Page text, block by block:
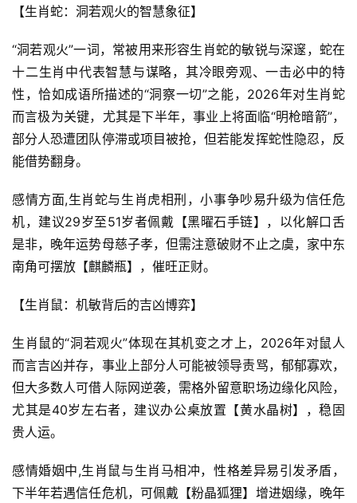
【生肖蛇：洞若观火的智慧象征】
“洞若观火”一词，常被用来形容生肖蛇的敏锐与深邃，蛇在
十二生肖中代表智慧与谋略，其冷眼旁观、一击必中的特
性，恰如成语所描述的“洞察一切”之能，2026年对生肖蛇
而言极为关键，尤其是下半年，事业上将面临“明枪暗箭”，
部分人恐遭团队停滞或项目被抢，但若能发挥蛇性隐忍，反
能借势翻身。
感情方面,生肖蛇与生肖虎相刑，小事争吵易升级为信任危
机，建议29岁至51岁者佩戴【黑曜石手链】，以化解口舌
是非，晚年运势母慈子孝，但需注意破财不止之虞，家中东
南角可摆放【麒麟瓶】，催旺正财。
【生肖鼠：机敏背后的吉凶博弈】
生肖鼠的“洞若观火”体现在其机变之才上，2026年对鼠人
而言吉凶并存，事业上部分人可能被领导责骂，郁郁寡欢，
但大多数人可借人际网逆袭，需格外留意职场边缘化风险，
尤其是40岁左右者，建议办公桌放置【黄水晶树】，稳固
贵人运。
感情婚姻中,生肖鼠与生肖马相冲，性格差异易引发矛盾，
下半年若遇信任危机，可佩戴【粉晶狐狸】增进姻缘，晚年